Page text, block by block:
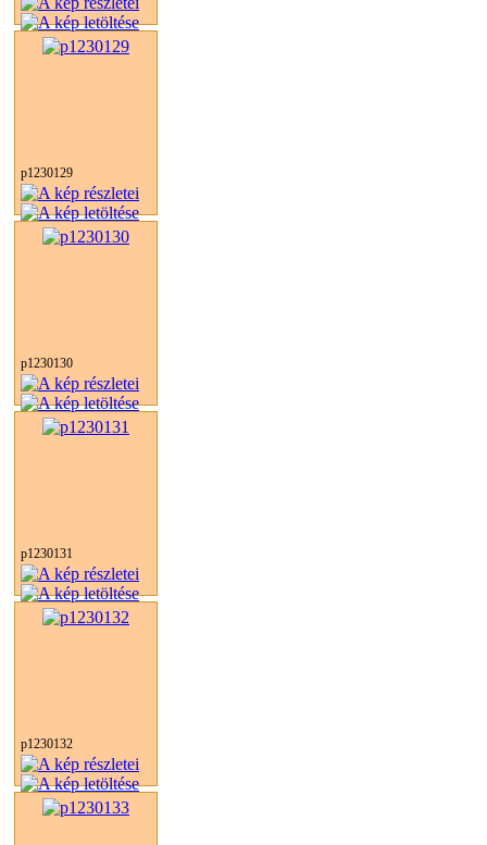
p1230129
p1230130
p1230131
p1230132